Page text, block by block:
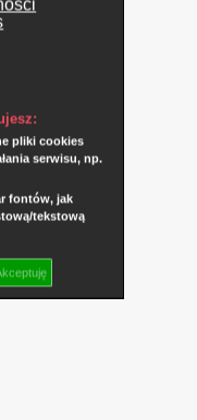
pliki cookies
serwisu, np.
fontów, jak
tekstową